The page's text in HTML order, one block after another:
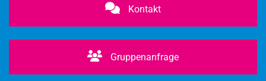
Kontakt
Gruppenanfrage